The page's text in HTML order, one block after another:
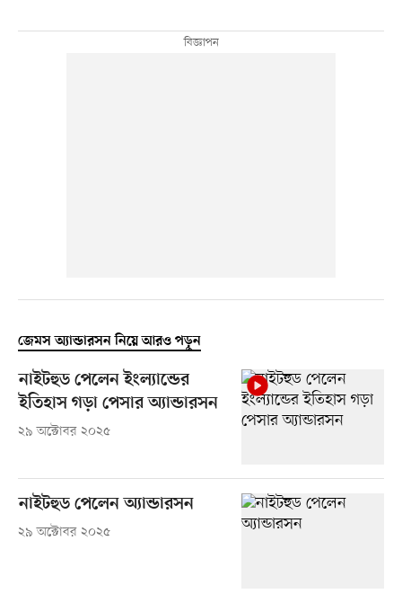
জেমস অ্যান্ডারসন নিয়ে আরও পড়ুন
নাইটহুড পেলেন ইংল্যান্ডের
ইতিহাস গড়া পেসার অ্যান্ডারসন
২৯ অক্টোবর ২০২৫
নাইটহুড পেলেন অ্যান্ডারসন
২৯ অক্টোবর ২০২৫